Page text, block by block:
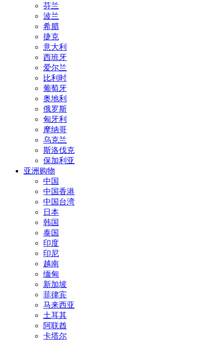
芬兰
波兰
希腊
捷克
意大利
西班牙
爱尔兰
比利时
葡萄牙
奥地利
俄罗斯
匈牙利
摩纳哥
乌克兰
斯洛伐克
保加利亚
亚洲购物
中国
中国香港
中国台湾
日本
韩国
泰国
印度
印尼
越南
缅甸
新加坡
菲律宾
马来西亚
土耳其
阿联酋
卡塔尔